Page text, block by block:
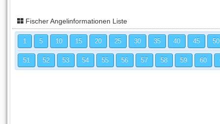
Fischer Angelinformationen Liste
1 5 10 15 20 25 30 35 40 45 50
51 52 53 54 55 56 57 58 59 60